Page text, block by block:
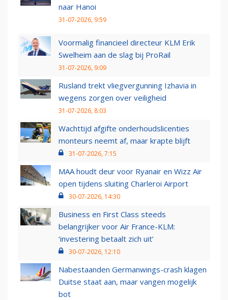
naar Hanoi
31-07-2026, 9:59
Voormalig financieel directeur KLM Erik
Swelheim aan de slag bij ProRail
31-07-2026, 9:09
Rusland trekt vliegvergunning Izhavia in
wegens zorgen over veiligheid
31-07-2026, 8:03
Wachttijd afgifte onderhoudslicenties
monteurs neemt af, maar krapte blijft
31-07-2026, 7:15
MAA houdt deur voor Ryanair en Wizz Air
open tijdens sluiting Charleroi Airport
30-07-2026, 14:30
Business en First Class steeds
belangrijker voor Air France-KLM:
‘investering betaalt zich uit’
30-07-2026, 12:10
Nabestaanden Germanwings-crash klagen
Duitse staat aan, maar vangen mogelijk
bot